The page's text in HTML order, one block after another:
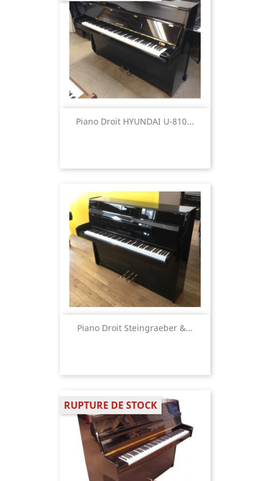
Piano Droit HYUNDAI U-810...
Piano Droit Steingraeber &...
RUPTURE DE STOCK